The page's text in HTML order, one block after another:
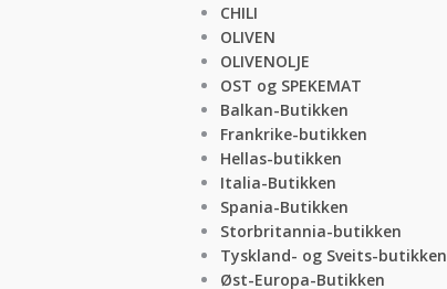
CHILI
OLIVEN
OLIVENOLJE
OST og SPEKEMAT
Balkan-Butikken
Frankrike-butikken
Hellas-butikken
Italia-Butikken
Spania-Butikken
Storbritannia-butikken
Tyskland- og Sveits-butikken
Øst-Europa-Butikken